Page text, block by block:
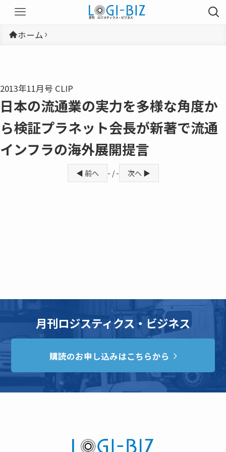
ホーム
2013年11月号 CLIP
日本の流通業の実力を多様な角度か
ら検証プラネット会長が新著で流通
インフラの海外展開提言
◀ 前へ - / - 次へ ▶
月刊ロジスティクス・ビジネス
購読のお申し込みはこちらから